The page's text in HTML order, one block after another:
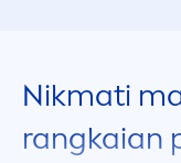
Nikmati
rangkaian